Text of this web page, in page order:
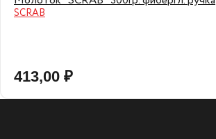
SCRAB
413,00 ₽